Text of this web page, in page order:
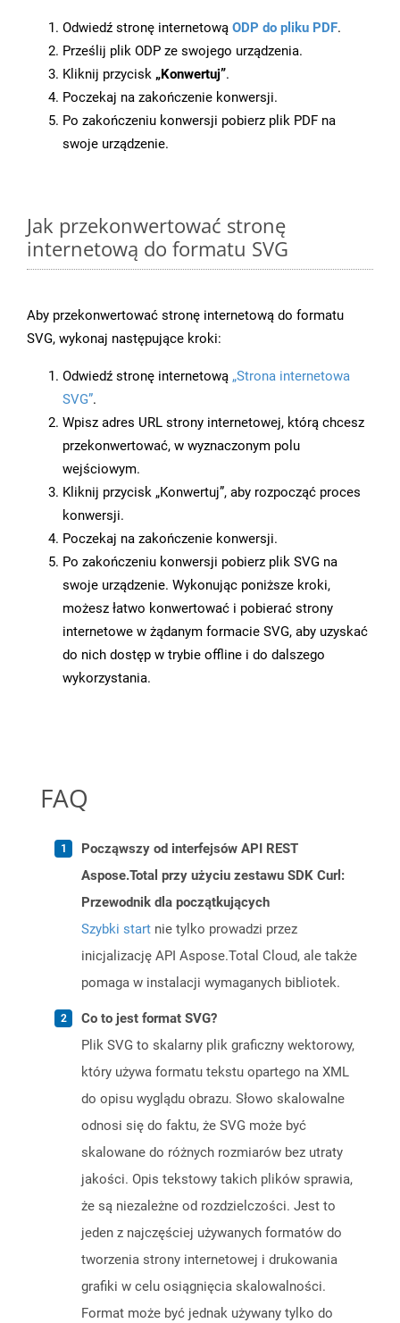
Odwiedź stronę internetową ODP do pliku PDF.
Prześlij plik ODP ze swojego urządzenia.
Kliknij przycisk „Konwertuj”.
Poczekaj na zakończenie konwersji.
Po zakończeniu konwersji pobierz plik PDF na
swoje urządzenie.
Jak przekonwertować stronę
internetową do formatu SVG
Aby przekonwertować stronę internetową do formatu
SVG, wykonaj następujące kroki:
Odwiedź stronę internetową „Strona internetowa
SVG”.
Wpisz adres URL strony internetowej, którą chcesz
przekonwertować, w wyznaczonym polu
wejściowym.
Kliknij przycisk „Konwertuj”, aby rozpocząć proces
konwersji.
Poczekaj na zakończenie konwersji.
Po zakończeniu konwersji pobierz plik SVG na
swoje urządzenie. Wykonując poniższe kroki,
możesz łatwo konwertować i pobierać strony
internetowe w żądanym formacie SVG, aby uzyskać
do nich dostęp w trybie offline i do dalszego
wykorzystania.
FAQ
Począwszy od interfejsów API REST
Aspose.Total przy użyciu zestawu SDK Curl:
Przewodnik dla początkujących
Szybki start nie tylko prowadzi przez
inicjalizację API Aspose.Total Cloud, ale także
pomaga w instalacji wymaganych bibliotek.
Co to jest format SVG?
Plik SVG to skalarny plik graficzny wektorowy,
który używa formatu tekstu opartego na XML
do opisu wyglądu obrazu. Słowo skalowalne
odnosi się do faktu, że SVG może być
skalowane do różnych rozmiarów bez utraty
jakości. Opis tekstowy takich plików sprawia,
że ​​są niezależne od rozdzielczości. Jest to
jeden z najczęściej używanych formatów do
tworzenia strony internetowej i drukowania
grafiki w celu osiągnięcia skalowalności.
Format może być jednak używany tylko do